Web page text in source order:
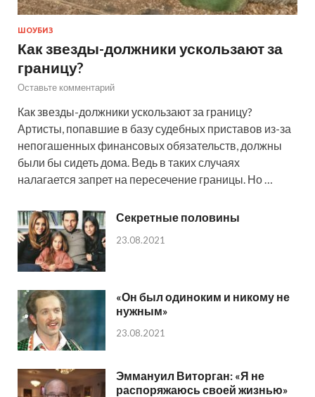
ШОУБИЗ
Как звезды-должники ускользают за
границу?
Оставьте комментарий
Как звезды-должники ускользают за границу?
Артисты, попавшие в базу судебных приставов из-за
непогашенных финансовых обязательств, должны
были бы сидеть дома. Ведь в таких случаях
налагается запрет на пересечение границы. Но …
Секретные половины
23.08.2021
«Он был одиноким и никому не
нужным»
23.08.2021
Эммануил Виторган: «Я не
распоряжаюсь своей жизнью»